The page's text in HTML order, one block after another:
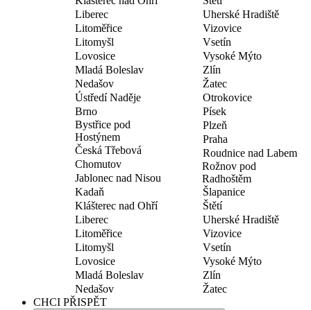
Liberec
Litoměřice
Litomyšl
Lovosice
Mladá Boleslav
Nedašov
Uherské Hradiště
Vizovice
Vsetín
Vysoké Mýto
Zlín
Žatec
Ústředí Naděje
Brno
Bystřice pod
Hostýnem
Česká Třebová
Chomutov
Jablonec nad Nisou
Kadaň
Klášterec nad Ohří
Liberec
Litoměřice
Litomyšl
Lovosice
Mladá Boleslav
Nedašov
Otrokovice
Písek
Plzeň
Praha
Roudnice nad Labem
Rožnov pod
Radhoštěm
Šlapanice
Štětí
Uherské Hradiště
Vizovice
Vsetín
Vysoké Mýto
Zlín
Žatec
CHCI PŘISPĚT